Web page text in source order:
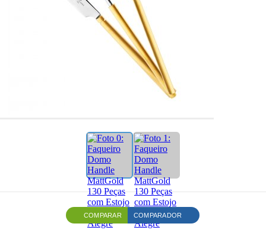
COMPARAR COMPARADOR